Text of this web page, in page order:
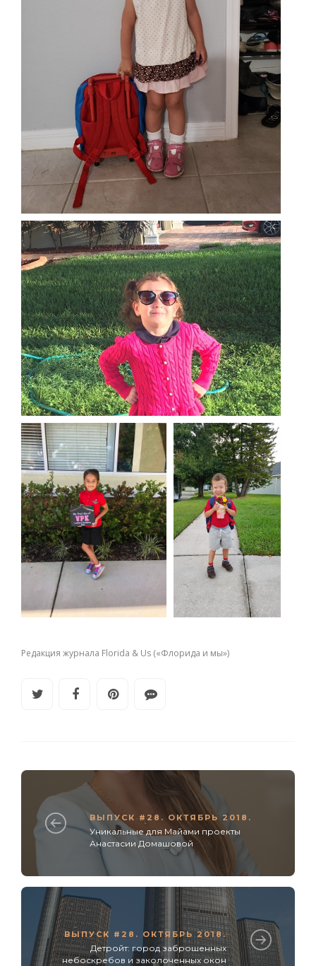
Редакция журнала Florida & Us («Флорида и мы»)
ВЫПУСК #28. ОКТЯБРЬ 2018.
Уникальные для Майами проекты
Анастасии Домашовой
ВЫПУСК #28. ОКТЯБРЬ 2018.
Детройт: город заброшенных
небоскребов и заколоченных окон